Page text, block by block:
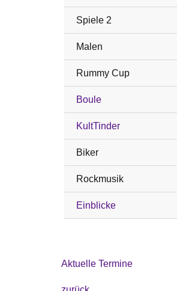
Spiele 2
Malen
Rummy Cup
Boule
KultTinder
Biker
Rockmusik
Einblicke
Aktuelle Termine